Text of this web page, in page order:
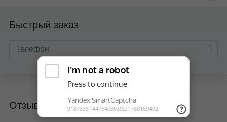
Быстрый заказ
Отзывы